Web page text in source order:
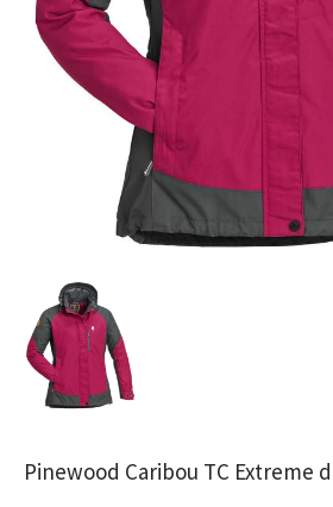
Pinewood Caribou TC Extreme